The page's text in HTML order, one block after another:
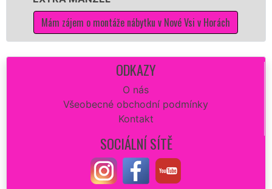
o montáže nábytku v Nové Vsi v Horách Mám zájem o
ODKAZY
O nás
Všeobecné obchodní podmínky
Kontakt
SOCIÁLNÍ SÍTĚ